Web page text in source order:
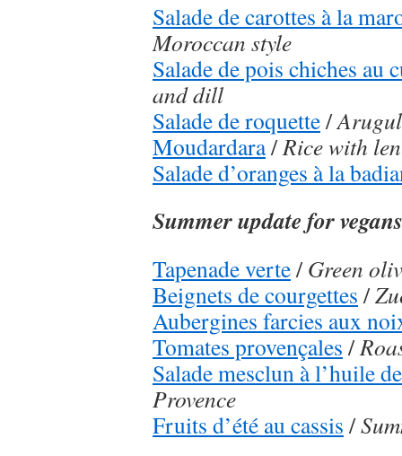
Salade de carottes à la
Moroccan style
Salade de pois chiches au
and dill
Salade de roquette/
Moudardara/Rice with
Salade d’oranges à la
Summer update for vegans
Tapenade verte/Green
Beignets de courgettes /
Aubergines farcies aux
Tomates provençales /
Salade mesclun à l’huile
Provence
Fruits d’été au cassis /